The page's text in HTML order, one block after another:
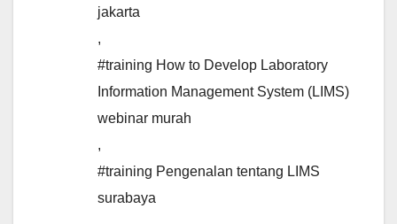
jakarta
,
#training How to Develop Laboratory
Information Management System (LIMS)
webinar murah
,
#training Pengenalan tentang LIMS
surabaya